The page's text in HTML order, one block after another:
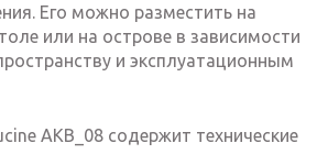
Его можно разместить на
или на острове в зависимости
и эксплуатационным
AKB_08 содержит технические